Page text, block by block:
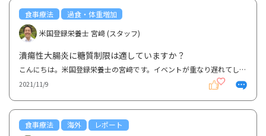
食事療法
過食・体重増加
米国登録栄養士 宮﨑 (スタッフ)
潰瘍性大腸炎に糖質制限は適していますか？
こんにちは。米国登録栄養士の宮﨑です。イベントが重なり遅れてしまいましたが、8月末に開催されたイベ...
2021/11/9
食事療法 海外
レポート